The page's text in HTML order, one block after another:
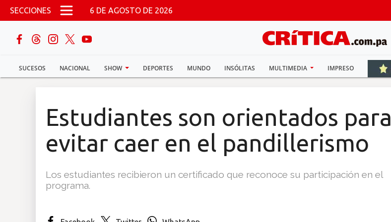
Pasar al contenido principal
SECCIONES 6 DE AGOSTO DE 2026
SUCESOS NACIONAL SHOW DEPORTES MUNDO INSÓLITAS MULTIMEDIA IMPRESO
buscar
Sucesos
Estudiantes son orientados para
evitar caer en el pandillerismo
Los estudiantes recibieron un certificado que reconoce su participación en el
programa.